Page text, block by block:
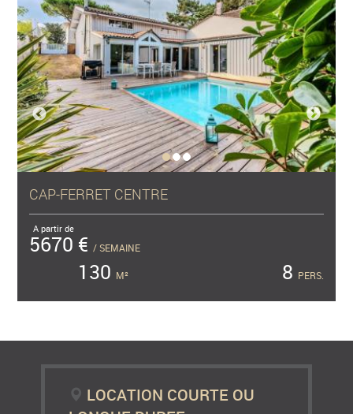
CAP-FERRET CENTRE
A partir de
5670 € / SEMAINE
130 M² 8 PERS.
LOCATION COURTE OU